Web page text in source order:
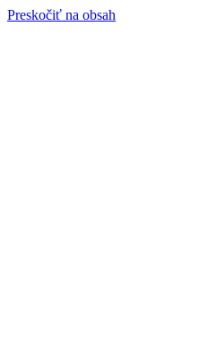
Preskočiť na obsah